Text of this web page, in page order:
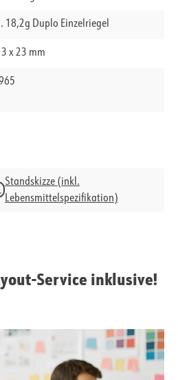
18,2g Duplo Einzelriegel
x 23 mm
Standskizze (inkl.
Lebensmittelspezifikation)
Service inklusive!